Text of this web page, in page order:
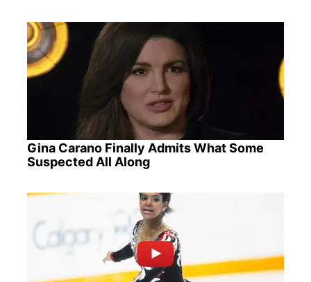
Gina Carano Finally Admits What Some
Suspected All Along